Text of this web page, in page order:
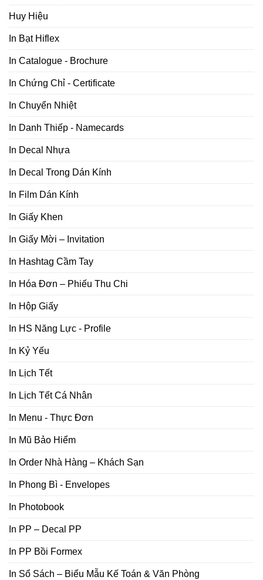
Huy Hiệu
In Bạt Hiflex
In Catalogue - Brochure
In Chứng Chỉ - Certificate
In Chuyển Nhiệt
In Danh Thiếp - Namecards
In Decal Nhựa
In Decal Trong Dán Kính
In Film Dán Kính
In Giấy Khen
In Giấy Mời – Invitation
In Hashtag Cầm Tay
In Hóa Đơn – Phiếu Thu Chi
In Hộp Giấy
In HS Năng Lực - Profile
In Kỷ Yếu
In Lịch Tết
In Lịch Tết Cá Nhân
In Menu - Thực Đơn
In Mũ Bảo Hiểm
In Order Nhà Hàng – Khách Sạn
In Phong Bì - Envelopes
In Photobook
In PP – Decal PP
In PP Bồi Formex
In Sổ Sách – Biểu Mẫu Kế Toán & Văn Phòng